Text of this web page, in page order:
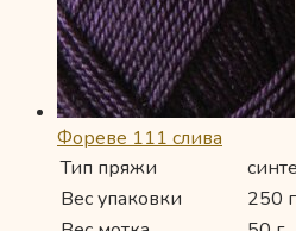
Фореве 111 слива
Тип пряжи
Вес упаковки
250 г